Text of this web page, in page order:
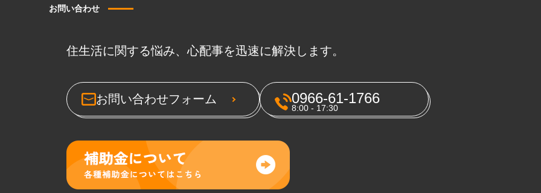
お問い合わせ
住生活に関する悩み、心配事を迅速に解決します。
お問い合わせフォーム 0966-61-1766
8:00 - 17:30